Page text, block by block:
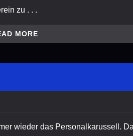
zu . . .
MORE
wieder das Personalkarussell.